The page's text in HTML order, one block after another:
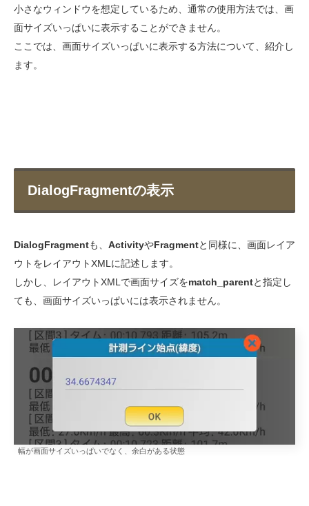
小さなウィンドウを想定しているため、通常の使用方法では、画
面サイズいっぱいに表示することができません。
ここでは、画面サイズいっぱいに表示する方法について、紹介し
ます。
DialogFragmentの表示
DialogFragmentも、 ActivityやFragmentと同様に、画面レイア
ウトをレイアウトXMLに記述します。
しかし、レイアウトXMLで画面サイズをmatch_parentと指定し
ても、画面サイズいっぱいには表示されません。
幅が画面サイズいっぱいでなく、余白がある状態